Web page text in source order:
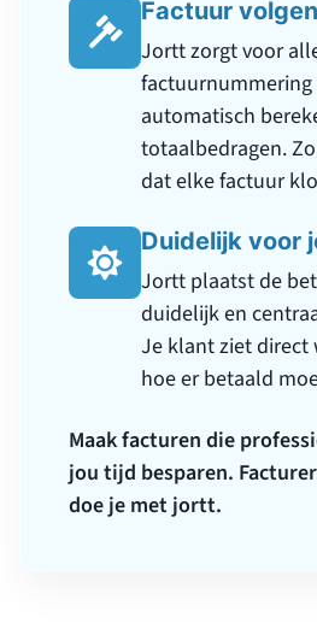
hoe er betaald
Maak facturen die
jou tijd besparen.
doe je met jortt.